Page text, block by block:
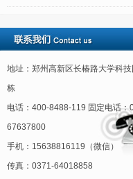
地址：郑州高新区长椿路大学科
栋
电话：400-8488-119 固定电话：
67637800
手机：15638816119（微信）
传真：0371-64018858